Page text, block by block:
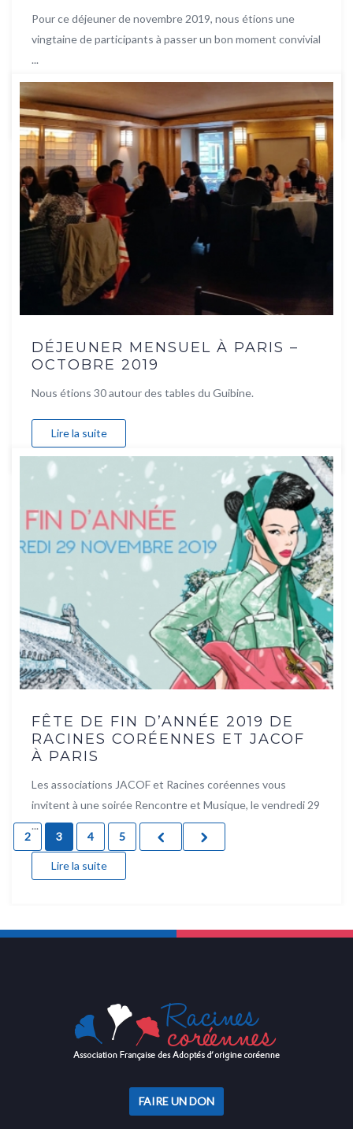
Pour ce déjeuner de novembre 2019, nous étions une
vingtaine de participants à passer un bon moment convivial
...
Lire la suite
DÉJEUNER MENSUEL À PARIS –
OCTOBRE 2019
Nous étions 30 autour des tables du Guibine.
Lire la suite
FÊTE DE FIN D’ANNÉE 2019 DE
RACINES CORÉENNES ET JACOF
À PARIS
Les associations JACOF et Racines coréennes vous
invitent à une soirée Rencontre et Musique, le vendredi 29
...
Lire la suite
2 3 4 5
FAIRE UN DON